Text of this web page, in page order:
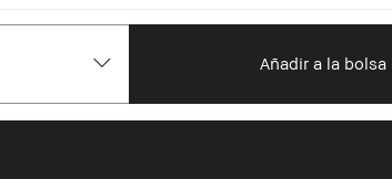
Añadir a la bolsa